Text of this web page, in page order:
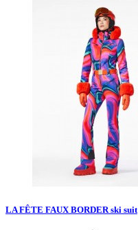
LA FÊTE FAUX BORDER ski suit